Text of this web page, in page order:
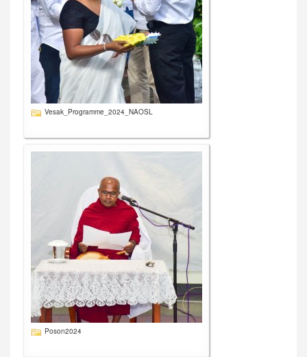
Vesak_Programme_2024_NAOSL
Poson2024